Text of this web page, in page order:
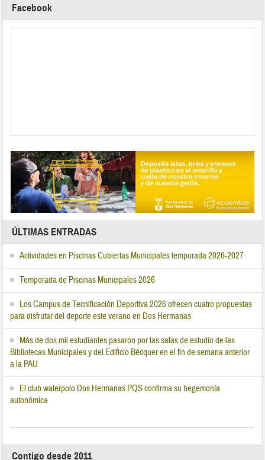
Facebook
ÚLTIMAS ENTRADAS
Actividades en Piscinas Cubiertas Municipales temporada 2026-2027
Temporada de Piscinas Municipales 2026
Los Campus de Tecnificación Deportiva 2026 ofrecen cuatro propuestas
para disfrutar del deporte este verano en Dos Hermanas
Más de dos mil estudiantes pasaron por las salas de estudio de las
Bibliotecas Municipales y del Edificio Bécquer en el fin de semana anterior
a la PAU
El club waterpolo Dos Hermanas PQS confirma su hegemonía
autonómica
Contigo desde 2011